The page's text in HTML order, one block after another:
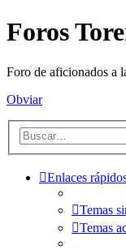
Foros
Foro de aficionados a
Obviar
Enlaces
Temas
Temas